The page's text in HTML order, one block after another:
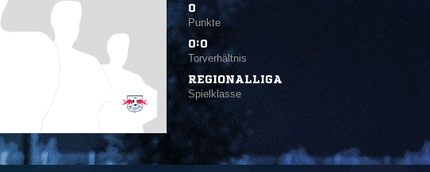
0
Punkte
0:0
Torverhältnis
REGIONALLIGA
Spielklasse